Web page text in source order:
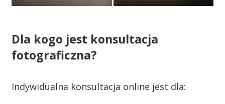
Dla kogo jest konsultacja
fotograficzna?
Indywidualna konsultacja online jest dla: